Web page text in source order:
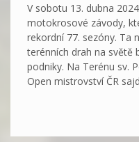
V sobotu 13. dubna
motokrosové závody,
rekordní 77. sezóny. Ta
terénních drah na světě
podniky. Na Terénu sv.
Open mistrovství ČR